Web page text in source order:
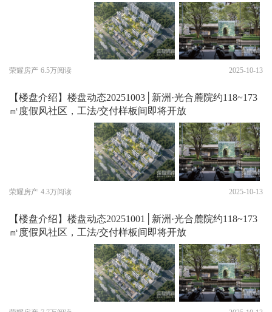
荣耀房产 6.5万阅读 2025-10-13
【楼盘介绍】楼盘动态20251003│新洲·光合麓院约118~173
㎡度假风社区，工法/交付样板间即将开放
荣耀房产 4.3万阅读 2025-10-13
【楼盘介绍】楼盘动态20251001│新洲·光合麓院约118~173
㎡度假风社区，工法/交付样板间即将开放